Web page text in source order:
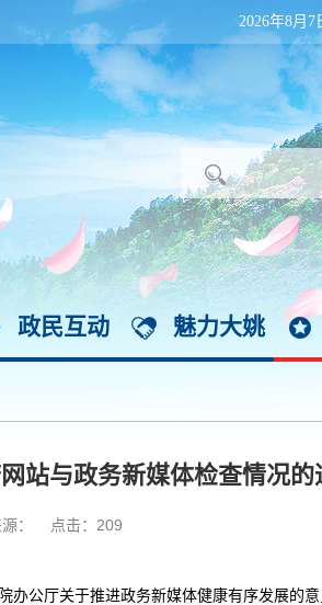
2026年8月7
政民互动 魅力大姚
站与政务新媒体检查情况的
： 点击： 209
公厅关于推进政务新媒体健康有序发展的